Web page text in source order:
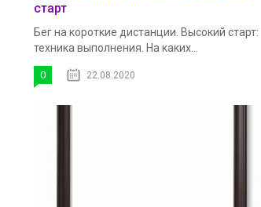
старт
Бег на короткие дистанции. Высокий старт:
техника выполнения. На каких...
0 22.08.2020